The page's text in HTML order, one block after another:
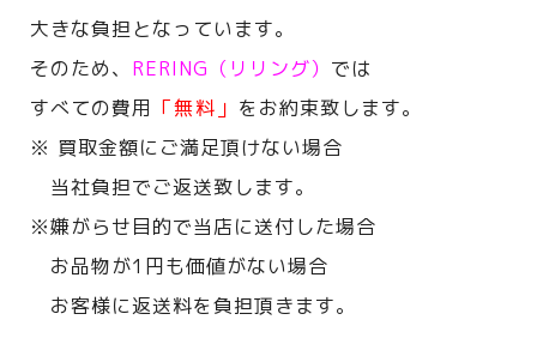
大きな負担となっています。
そのため、 RERING（リリング） では
すべての費用 「無料」 をお約束致します。
※ 買取金額にご満足頂けない場合
当社負担でご返送致します。
※嫌がらせ目的で当店に送付した場合
お品物が1円も価値がない場合
お客様に返送料を負担頂きます。